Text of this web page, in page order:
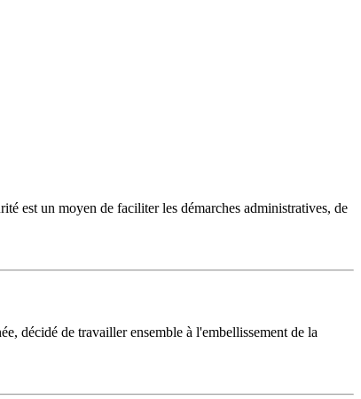
est un moyen de faciliter les démarches administratives, de
décidé de travailler ensemble à l'embellissement de la